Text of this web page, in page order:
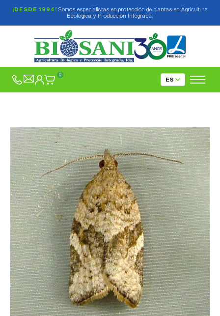
¡DESDE 1994! Somos especialistas en protección de plantas en Agricultura
Ecológica y Producción Integrada.
0